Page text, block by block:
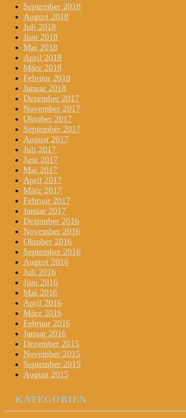
September 2018
August 2018
Juli 2018
Juni 2018
Mai 2018
April 2018
März 2018
Februar 2018
Januar 2018
Dezember 2017
November 2017
Oktober 2017
September 2017
August 2017
Juli 2017
Juni 2017
Mai 2017
April 2017
März 2017
Februar 2017
Januar 2017
Dezember 2016
November 2016
Oktober 2016
September 2016
August 2016
Juli 2016
Juni 2016
Mai 2016
April 2016
März 2016
Februar 2016
Januar 2016
Dezember 2015
November 2015
September 2015
August 2015
KATEGORIEN